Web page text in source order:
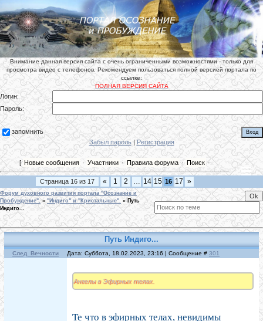
Внимание данная версия сайта с очень ограниченными возможностями - только для
просмотра видео с телефонов. Рекомендуем пользоваться полной версией портала по
ссылке:
ПОЛНАЯ ВЕРСИЯ САЙТА
Логин:
Пароль:
запомнить
Забыл пароль| Регистрация
[ Новые сообщения · Участники · Правила форума · Поиск·
Страница 16 из 17 « 1 2 … 14 15 16 17 »
Форум духовного развития портала "Осознание и
Пробуждение". » "Индиго" и "Кристальные". » Путь
Индиго...
Путь Индиго...
След_Вечности Дата: Суббота, 18.02.2023, 23:16 | Сообщение # 301
Ангелы в Эфирных телах.
Те что в эфирных телах, невидимы